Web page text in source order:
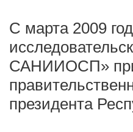
С марта 2009
САНИИОСП» при
президента